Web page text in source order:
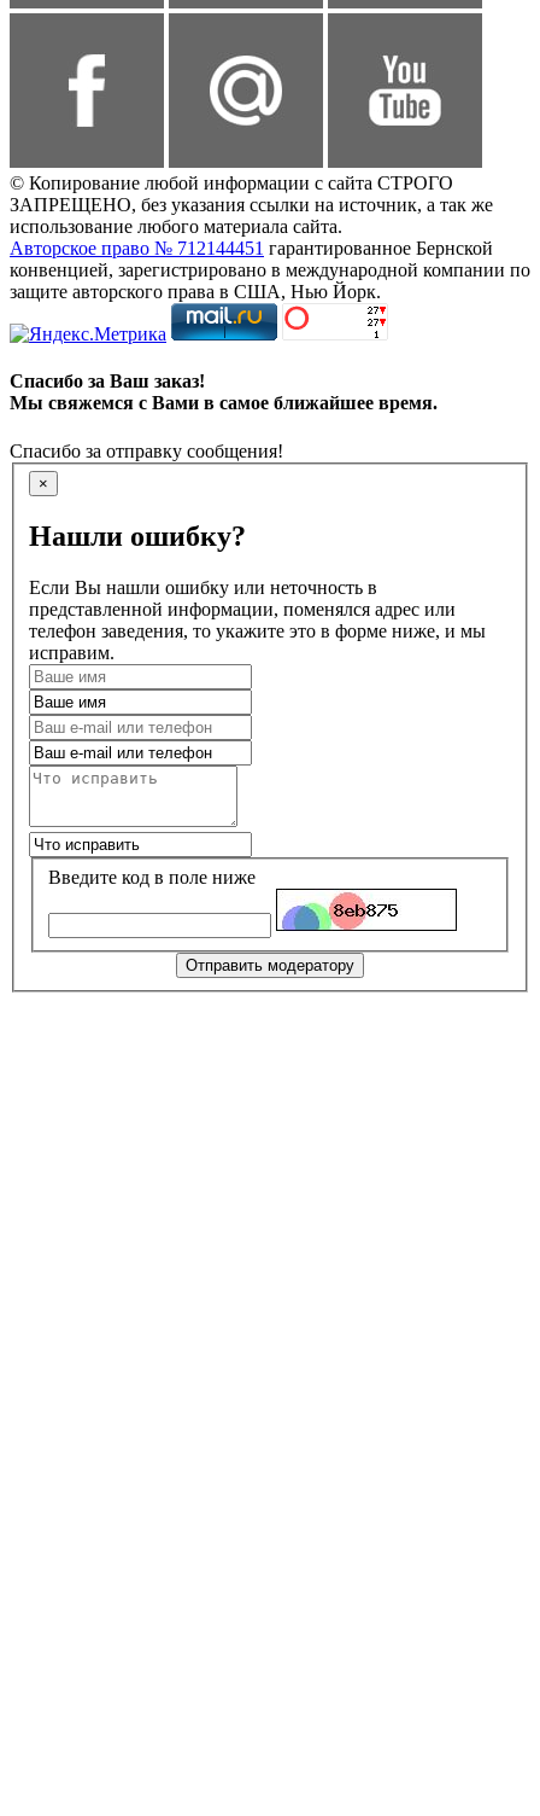
© Копирование любой информации с сайта СТРОГО
ЗАПРЕЩЕНО, без указания ссылки на источник, а так же
использование любого материала сайта.
Авторское право № 712144451 гарантированное Бернской
конвенцией, зарегистрировано в международной компании по
защите авторского права в США, Нью Йорк.
Спасибо за Ваш заказ!
Мы свяжемся с Вами в самое ближайшее время.
Спасибо за отправку сообщения!
×
Нашли ошибку?
Если Вы нашли ошибку или неточность в
представленной информации, поменялся адрес или
телефон заведения, то укажите это в форме ниже, и мы
исправим.
Введите код в поле ниже
Отправить модератору